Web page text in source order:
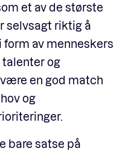
et av de største
selvsagt riktig å
av menneskers
talenter og
en god match
og
bare satse på